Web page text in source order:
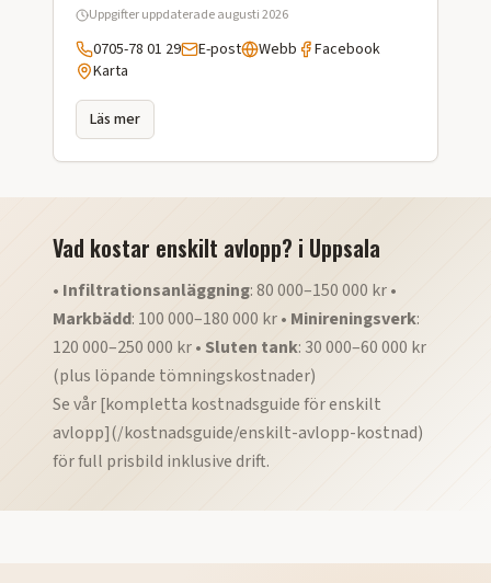
Uppgifter uppdateradeaugusti 2026
0705-78 01 29 E-post Webb
Facebook
Karta
Läs mer
Vad kostar enskilt avlopp? i Uppsala
• Infiltrationsanläggning: 80 000–150 000 kr •
Markbädd: 100 000–180 000 kr • Minireningsverk:
120 000–250 000 kr • Sluten tank: 30 000–60 000 kr
(plus löpande tömningskostnader)
Se vår [kompletta kostnadsguide för enskilt
avlopp](/kostnadsguide/enskilt-avlopp-kostnad)
för full prisbild inklusive drift.